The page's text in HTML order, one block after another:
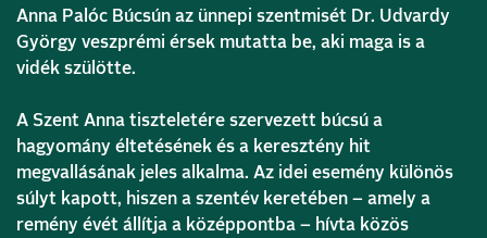
Anna Palóc Búcsún az ünnepi szentmisét Dr. Udvardy
György veszprémi érsek mutatta be, aki maga is a
vidék szülötte.
A Szent Anna tiszteletére szervezett búcsú a
hagyomány éltetésének és a keresztény hit
megvallásának jeles alkalma. Az idei esemény különös
súlyt kapott, hiszen a szentév keretében – amely a
remény évét állítja a középpontba – hívta közös